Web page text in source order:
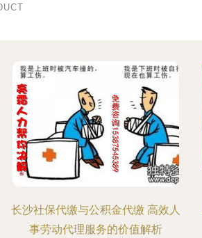
长沙社保代缴与公积金代缴 高效人
事劳动代理服务的价值解析